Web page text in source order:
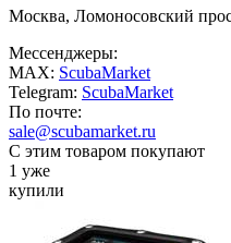
Москва, Ломоносовский
Мессенджеры:
MAX: ScubaMarket
Telegram: ScubaMarket
По почте:
sale@scubamarket.ru
С этим товаром покупают
1 уже
купили